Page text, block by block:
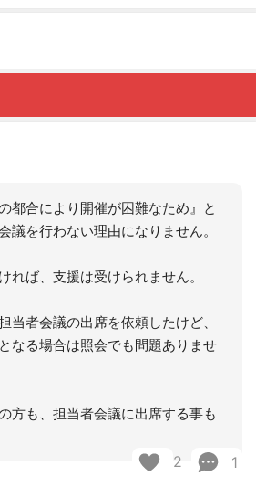
都合により開催が困難なため』と
議を行わない理由になりません。
れば、支援は受けられません。
当者会議の出席を依頼したけど、
なる場合は照会でも問題ありませ
方も、担当者会議に出席する事も
2 1